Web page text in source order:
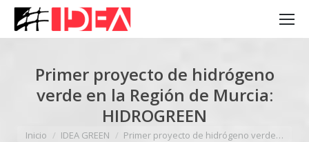
Primer proyecto de hidrógeno
verde en la Región de Murcia:
HIDROGREEN
Estás aquí:
Inicio IDEA GREEN Primer proyecto de hidrógeno verde…